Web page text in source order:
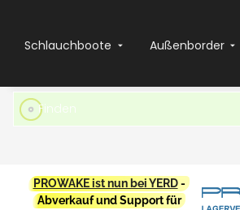
Schlauchboote Außenborder
PROWAKE ist nun bei YERD-
Abverkauf und Support für